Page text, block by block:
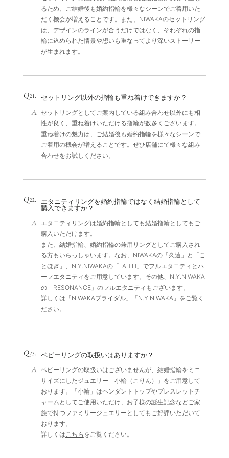
るため、ご結婚後も婚約指輪を様々なシーンでご着用いた
だく機会が増えることです。また、NIWAKAのセットリング
は、デザインのラインが合うだけではなく、それぞれの指
輪に込められた情景や想いも重なってより深いストーリー
が生まれます。
Q21. セットリング以外の指輪も重ね着けできますか？
A. セットリングとしてご案内している組み合わせ以外にも相
性が良く、重ね着けいただける指輪が数多くございます。
重ね着けの魅力は、ご結婚後も婚約指輪を様々なシーンで
ご着用の機会が増えることです。ぜひ店舗にて様々な組み
合わせをお試しください。
Q22.
エタニティリングを婚約指輪ではなく結婚指輪として
購入できますか？
A. エタニティリングは婚約指輪としても結婚指輪としてもご
購入いただけます。
また、結婚指輪、婚約指輪の兼用リングとしてご購入され
る方もいらっしゃいます。なお、NIWAKAの「久遠」と「こ
とほぎ」、N.Y.NIWAKAの「FAITH」でフルエタニティとハ
ーフエタニティをご用意しています。その他、N.Y.NIWAKA
の「RESONANCE」のフルエタニティもございます。
詳しくは「NIWAKAブライダル」「N.Y.NIWAKA」をご覧く
ださい。
Q23. ベビーリングの取扱いはありますか？
A. ベビーリングの取扱いはございませんが、結婚指輪をミニ
サイズにしたジュエリー「小輪（こりん）」をご用意して
おります。「小輪」はペンダントトップやブレスレットチ
ャームとしてご使用いただけ、お子様の誕生記念などご家
族で持つファミリージュエリーとしてもご好評いただいて
おります。
詳しくはこちら をご覧ください。